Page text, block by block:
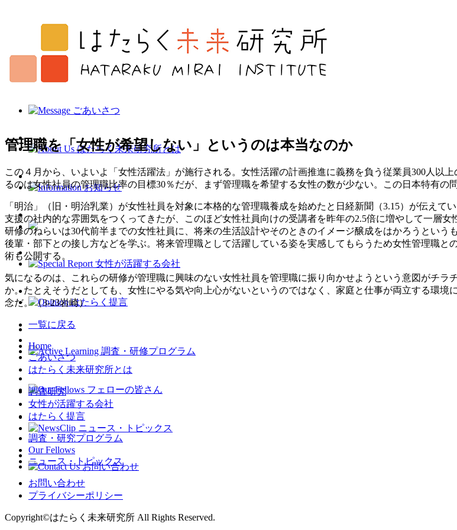
管理職を「女性が希望しない」というのは本当なのか
この４月から、いよいよ「女性活躍法」が施行される。女性活躍の計画推進に義務を負う従業員300人以
るのは女性社員の管理職比率の目標30％だが、まず管理職を希望する女性の数が少ない。この日本特有の
「明治」（旧・明治乳業）が女性社員を対象に本格的な管理職養成を始めたと日経新聞（3.15）が伝え
支援の社内的な雰囲気をつくってきたが、このほど女性社員向けの受講者を昨年の2.5倍に増やして一層女
研修のねらいは30代前半までの女性社員に、将来の生活設計やそのときのイメージ醸成をはかろうという
後輩・部下との接し方などを学ぶ。将来管理職として活躍している姿を実感してもらうため女性管理職
術も公開する。
気になるのは、これらの研修が管理職に興味のない女性社員を管理職に振り向かせようという意図がチ
か。たとえそうだとしても、女性にやる気や向上心がないというのではなく、家庭と仕事が両立する環
念だ。（3-23岩崎）
一覧に戻る
Home
ごあいさつ
はたらく未来研究所とは
調査研究
女性が活躍する会社
はたらく提言
調査・研究プログラム
Our Fellows
ニュース・トピックス
お問い合わせ
プライバシーポリシー
Copyright©はたらく未来研究所 All Rights Reserved.